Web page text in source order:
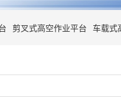
剪叉式高空作业平台 车载式